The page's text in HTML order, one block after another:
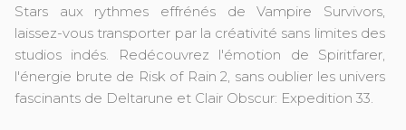
Stars aux rythmes effrénés de Vampire Survivors,
laissez-vous transporter par la créativité sans limites des
studios indés. Redécouvrez l'émotion de Spiritfarer,
l'énergie brute de Risk of Rain 2, sans oublier les univers
fascinants de Deltarune et Clair Obscur: Expedition 33.